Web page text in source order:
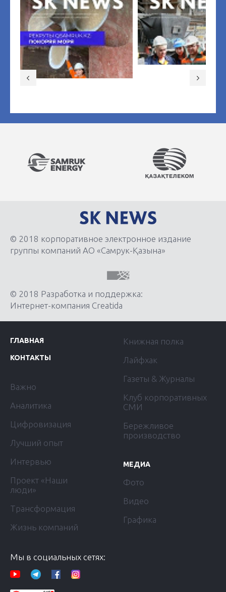
© 2018 корпоративное электронное издание
группы компаний АО «Самрук-Қазына»
© 2018 Разработка и поддержка:
Интернет-компания Creatida
ГЛАВНАЯ
КОНТАКТЫ
Важно
Аналитика
Цифровизация
Лучший опыт
Интервью
Проект «Наши
люди»
Трансформация
Жизнь компаний
Книжная полка
Лайфхак
Газеты & Журналы
Клуб корпоративных
СМИ
Бережливое
производство
МЕДИА
Фото
Видео
Графика
Мы в социальных сетях: